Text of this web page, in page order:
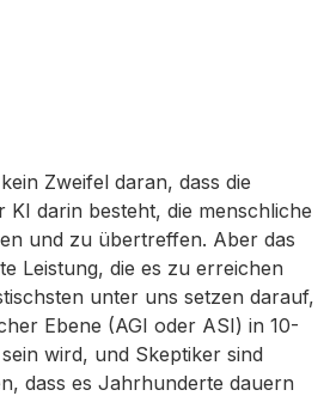
Zweifel daran, dass die
KI darin besteht, die menschliche
und zu übertreffen. Aber das
Leistung, die es zu erreichen
unter uns setzen darauf,
Ebene (AGI oder ASI) in 10-
wird, und Skeptiker sind
dass es Jahrhunderte dauern